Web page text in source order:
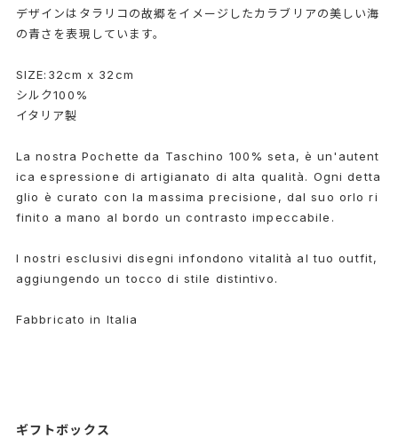
デザインはタラリコの故郷をイメージしたカラブリアの美しい海
の青さを表現しています。
SIZE:32cm x 32cm
シルク100%
イタリア製
La nostra Pochette da Taschino 100% seta, è un'autent
ica espressione di artigianato di alta qualità. Ogni detta
glio è curato con la massima precisione, dal suo orlo ri
finito a mano al bordo un contrasto impeccabile.
I nostri esclusivi disegni infondono vitalità al tuo outfit,
aggiungendo un tocco di stile distintivo.
Fabbricato in Italia
ギフトボックス